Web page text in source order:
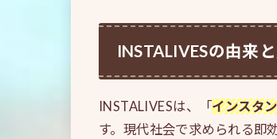
INSTALIVESの由来
INSTALIVESは、「インスタ
す。現代社会で求められる即